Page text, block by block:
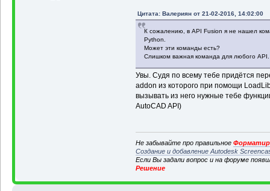
Цитата: Валериян от 21-02-2016, 14:02:00
К сожалению, в API Fusion я не нашел
Python.
Может эти команды есть?
Слишком важная команда для любого API.
Увы. Судя по всему тебе придётся
addon из которого при помощи
вызывать из него нужные тебе
AutoCAD API)
Не забывайте про правильное
Создание и добавление Autodesk
Если Вы задали вопрос и на форуме
Решение